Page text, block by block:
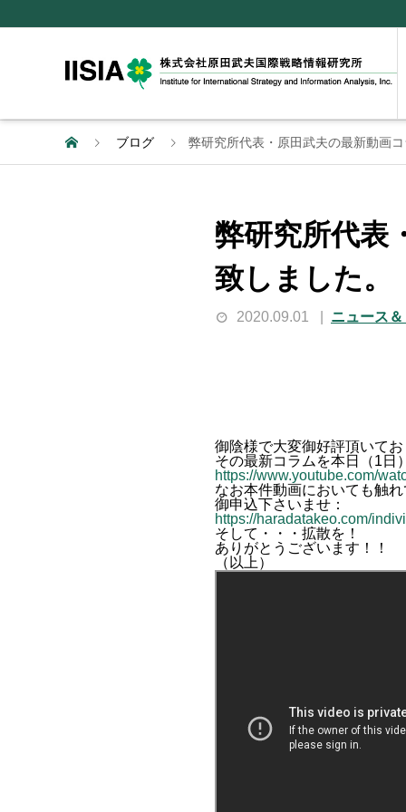
ブログ 弊研究所代表・原田武夫の最新動画
弊研究所代表
致しました。
2020.09.01 ニュース
御陰様で大変御好評頂いて
その最新コラムを本日（1日
https://www.youtube.com/
なお本件動画においても触
御申込下さいませ：
https://haradatakeo.com/
そして・・・拡散を！
ありがとうございます！！
（以上）